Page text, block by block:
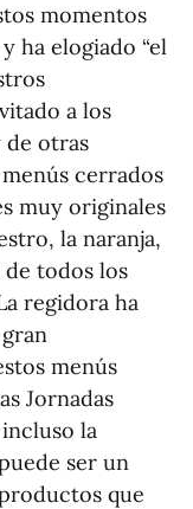
momentos
ha elogiado “el
a los
de otras
cerrados
muy originales
la naranja,
todos los
regidora ha
menús
Jornadas
la
ser un
que